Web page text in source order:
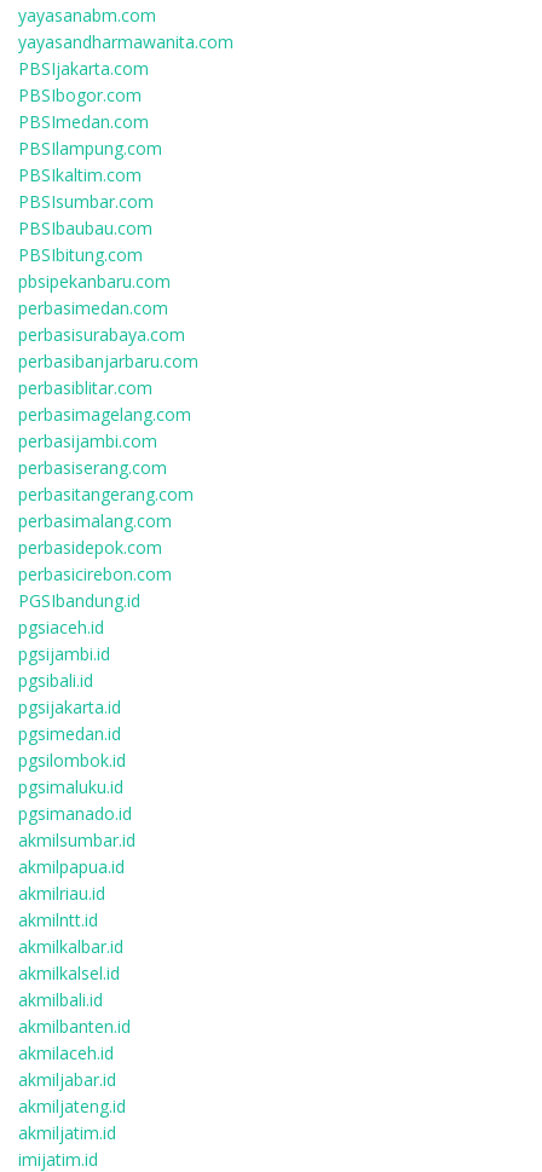
yayasanabm.com
yayasandharmawanita.com
PBSIjakarta.com
PBSIbogor.com
PBSImedan.com
PBSIlampung.com
PBSIkaltim.com
PBSIsumbar.com
PBSIbaubau.com
PBSIbitung.com
pbsipekanbaru.com
perbasimedan.com
perbasisurabaya.com
perbasibanjarbaru.com
perbasiblitar.com
perbasimagelang.com
perbasijambi.com
perbasiserang.com
perbasitangerang.com
perbasimalang.com
perbasidepok.com
perbasicirebon.com
PGSIbandung.id
pgsiaceh.id
pgsijambi.id
pgsibali.id
pgsijakarta.id
pgsimedan.id
pgsilombok.id
pgsimaluku.id
pgsimanado.id
akmilsumbar.id
akmilpapua.id
akmilriau.id
akmilntt.id
akmilkalbar.id
akmilkalsel.id
akmilbali.id
akmilbanten.id
akmilaceh.id
akmiljabar.id
akmiljateng.id
akmiljatim.id
imijatim.id